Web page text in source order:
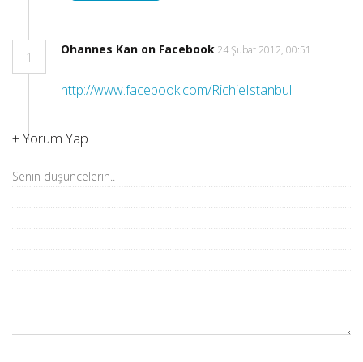
1
Ohannes Kan on Facebook 24 Şubat 2012, 00:51
http://www.facebook.com/RichieIstanbul
+Yorum Yap